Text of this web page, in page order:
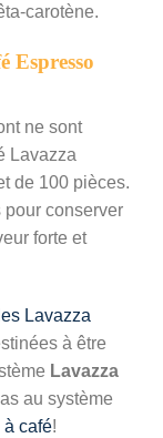
carotène.
Espresso
ne sont
Lavazza
de 100 pièces.
conserver
forte et
Lavazza
à être
Lavazza
au système
à café!